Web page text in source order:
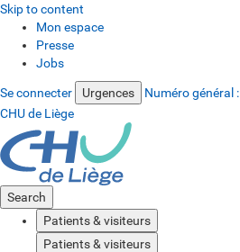
Skip to content
Mon espace
Presse
Jobs
Se connecter Urgences Numéro général :
CHU de Liège
Search
Patients & visiteurs
Patients & visiteurs